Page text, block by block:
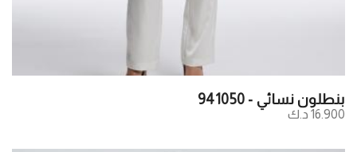
بنطلون نسائي - 941050
16.900 د.ك